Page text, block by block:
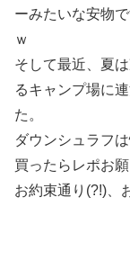
ーみたいな安物
ｗ
そして最近、夏
るキャンプ場に
た。
ダウンシュラフは
買ったらレポお願
お約束通り(?!)、